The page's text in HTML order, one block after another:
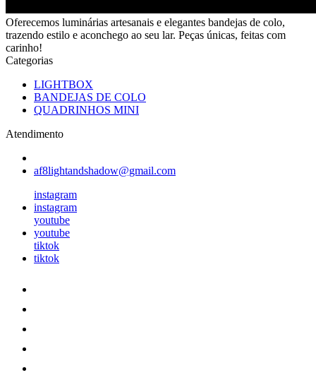
Oferecemos luminárias artesanais e elegantes bandejas de colo,
trazendo estilo e aconchego ao seu lar. Peças únicas, feitas com
carinho!
Categorias
LIGHTBOX
BANDEJAS DE COLO
QUADRINHOS MINI
Atendimento
af8lightandshadow@gmail.com
instagram
instagram
youtube
youtube
tiktok
tiktok